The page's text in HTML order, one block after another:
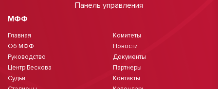
Панель управления
МФФ
Главная
Об МФФ
Руководство
Центр Бескова
Судьи
Комитеты
Новости
Документы
Партнеры
Контакты